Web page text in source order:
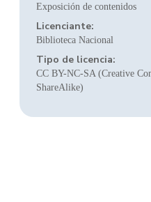
Exposición de contenidos
Licenciante:
Biblioteca Nacional
Tipo de licencia:
CC BY-NC-SA (Creative
ShareAlike)